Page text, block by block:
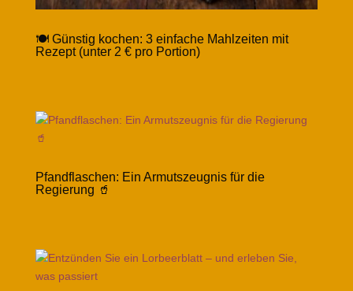
🍽️ Günstig kochen: 3 einfache Mahlzeiten mit
Rezept (unter 2 € pro Portion)
Pfandflaschen: Ein Armutszeugnis für die
Regierung 🥤